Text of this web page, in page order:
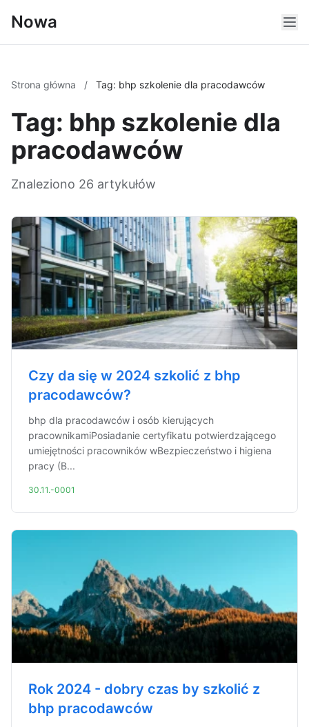
Nowa
Strona główna / Tag: bhp szkolenie dla pracodawców
Tag: bhp szkolenie dla
pracodawców
Znaleziono 26 artykułów
Czy da się w 2024 szkolić z bhp
pracodawców?
bhp dla pracodawców i osób kierujących
pracownikamiPosiadanie certyfikatu potwierdzającego
umiejętności pracowników wBezpieczeństwo i higiena
pracy (B...
30.11.-0001
Rok 2024 - dobry czas by szkolić z
bhp pracodawców